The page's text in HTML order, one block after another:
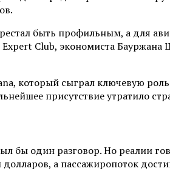
быть профильным, а для
Club, экономиста
который сыграл ключевую
присутствие утратило
бы один разговор. Но реалии
а пассажиропоток